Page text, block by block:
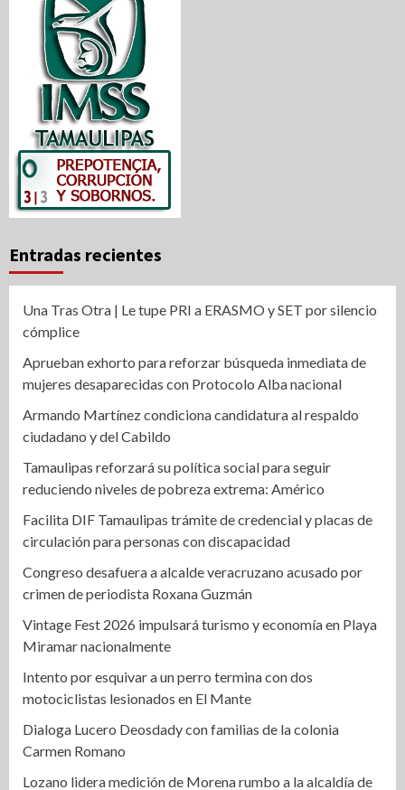
Entradas recientes
Una Tras Otra | Le tupe PRI a ERASMO y SET por silencio
cómplice
Aprueban exhorto para reforzar búsqueda inmediata de
mujeres desaparecidas con Protocolo Alba nacional
Armando Martínez condiciona candidatura al respaldo
ciudadano y del Cabildo
Tamaulipas reforzará su política social para seguir
reduciendo niveles de pobreza extrema: Américo
Facilita DIF Tamaulipas trámite de credencial y placas de
circulación para personas con discapacidad
Congreso desafuera a alcalde veracruzano acusado por
crimen de periodista Roxana Guzmán
Vintage Fest 2026 impulsará turismo y economía en Playa
Miramar nacionalmente
Intento por esquivar a un perro termina con dos
motociclistas lesionados en El Mante
Dialoga Lucero Deosdady con familias de la colonia
Carmen Romano
Lozano lidera medición de Morena rumbo a la alcaldía de